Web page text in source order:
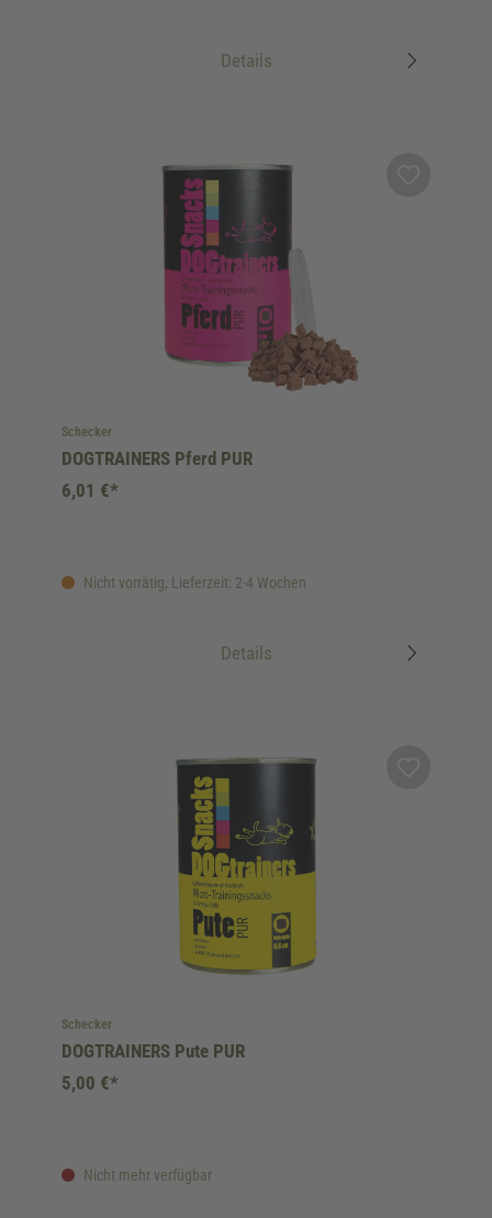
Details
Schecker
DOGTRAINERS Pferd PUR
Nicht vorrätig, Lieferzeit: 2-4 Wochen
6,01 €*
Details
Schecker
DOGTRAINERS Pute PUR
Nicht mehr verfügbar
5,00 €*